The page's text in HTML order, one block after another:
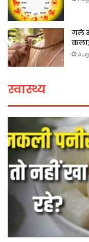
गले
स्वास्थ्य